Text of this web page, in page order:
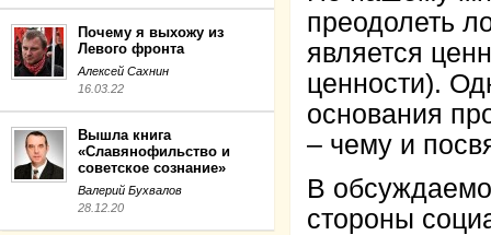
Почему я выхожу из
Левого фронта
Алексей Сахнин
16.03.22
Вышла книга
«Славянофильство и
советское сознание»
Валерий Бухвалов
28.12.20
преодолеть
является
ценности).
основания
– чему и
В
стороны